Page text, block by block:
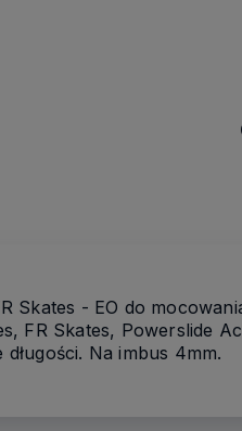
Skates - EO do
FR Skates, Powerslide
długości. Na imbus 4mm.